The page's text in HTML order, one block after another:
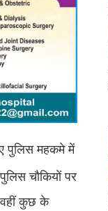
पुलिस महकमे में
चौकियों पर
वहीं कुछ के